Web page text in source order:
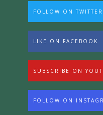
FOLLOW ON TWITTER
LIKE ON FACEBOOK
SUBSCRIBE ON
FOLLOW ON